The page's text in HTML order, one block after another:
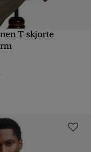
T-skjorte